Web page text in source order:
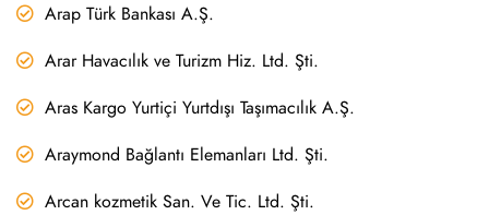
Arap Türk Bankası A.Ş.
Arar Havacılık ve Turizm Hiz. Ltd. Şti.
Aras Kargo Yurtiçi Yurtdışı Taşımacılık A.Ş.
Araymond Bağlantı Elemanları Ltd. Şti.
Arcan kozmetik San. Ve Tic. Ltd. Şti.